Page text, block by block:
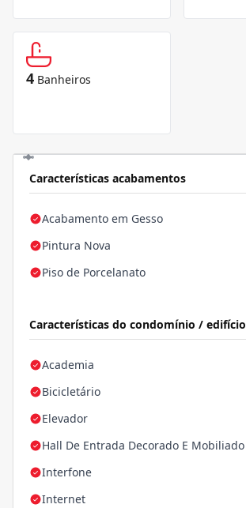
4 Banheiros
Características acabamentos
Acabamento em Gesso
Pintura Nova
Piso de Porcelanato
Características do condomínio / edifício
Academia
Bicicletário
Elevador
Hall De Entrada Decorado E Mobiliado
Interfone
Internet